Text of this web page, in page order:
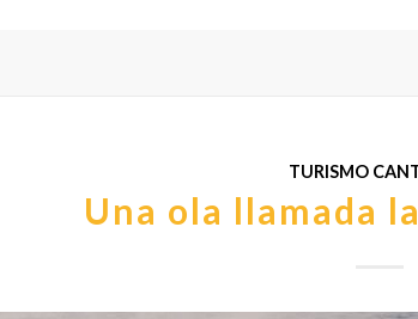
TURISMO
Una ola llamada